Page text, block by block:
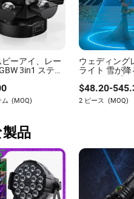
ビーアイ、レー
3in1 ステー
ェクトライト
クラブカラオ
コライトニン
ム (MOQ)
ウェディング
ライト 雪が降
1ow イルダ
ロジェクター
ーイベント
ニメーショ
$48.20-
2 ピース (MOQ)
品